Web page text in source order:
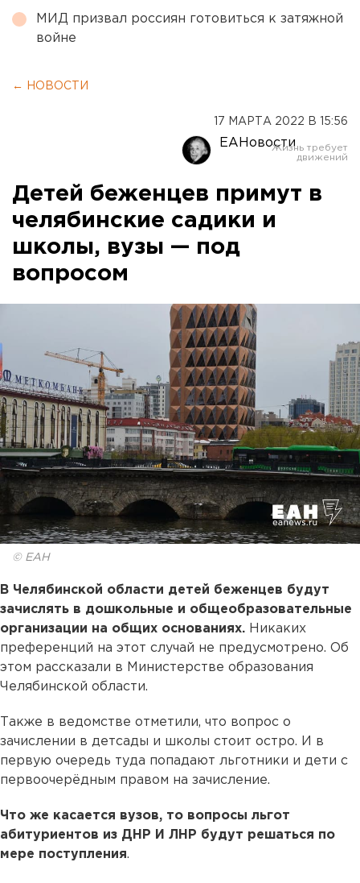
МИД призвал россиян готовиться к затяжной
войне
← НОВОСТИ
17 МАРТА 2022 В 15:56
ЕАНовости
Детей беженцев примут в
челябинские садики и
школы, вузы — под
вопросом
© ЕАН
В Челябинской области детей беженцев будут
зачислять в дошкольные и общеобразовательные
организации на общих основаниях. Никаких
преференций на этот случай не предусмотрено. Об
этом рассказали в Министерстве образования
Челябинской области.
Также в ведомстве отметили, что вопрос о
зачислении в детсады и школы стоит остро. И в
первую очередь туда попадают льготники и дети с
первоочерёдным правом на зачисление.
Что же касается вузов, то вопросы льгот
абитуриентов из ДНР И ЛНР будут решаться по
мере поступления.